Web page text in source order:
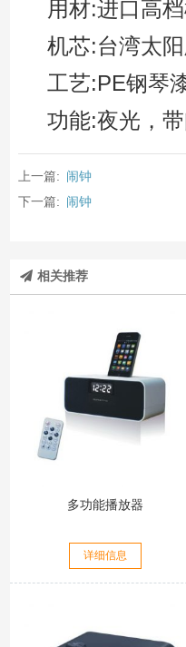
用材:进口高
机芯:台湾太
工艺:PE钢琴
功能:夜光，
上一篇: 闹钟
下一篇: 闹钟
相关推荐
多功能播放器
详细信息